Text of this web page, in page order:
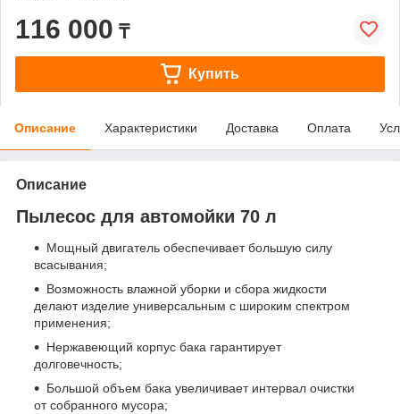
116 000 ₸
Купить
Описание Характеристики Доставка Оплата
Описание
Пылесос для автомойки 70 л
Мощный двигатель обеспечивает большую силу
всасывания;
Возможность влажной уборки и сбора жидкости
делают изделие универсальным с широким спектром
применения;
Нержавеющий корпус бака гарантирует
долговечность;
Большой объем бака увеличивает интервал очистки
от собранного мусора;